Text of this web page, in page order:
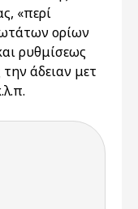
«περί
ορίων
ρυθμίσεως
άδειαν μετ